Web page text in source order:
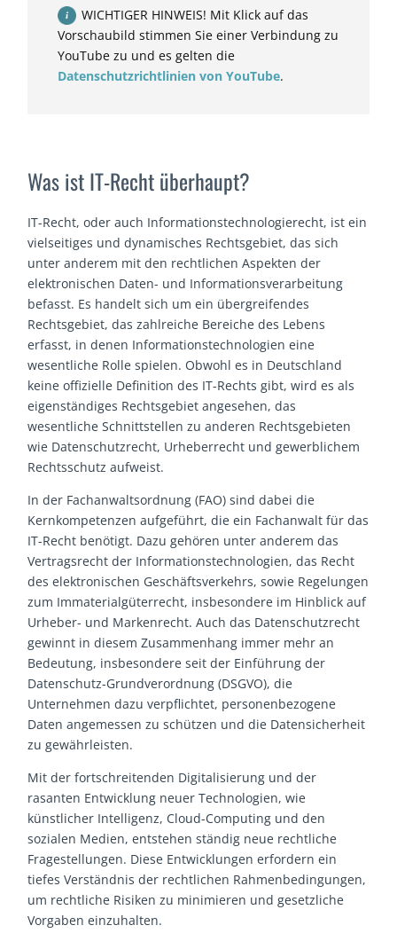
WICHTIGER HINWEIS! Mit Klick auf das
Vorschaubild stimmen Sie einer Verbindung zu
YouTube zu und es gelten die
Datenschutzrichtlinien von YouTube.
Was ist IT-Recht überhaupt?
IT-Recht, oder auch Informationstechnologierecht, ist ein
vielseitiges und dynamisches Rechtsgebiet, das sich
unter anderem mit den rechtlichen Aspekten der
elektronischen Daten- und Informationsverarbeitung
befasst. Es handelt sich um ein übergreifendes
Rechtsgebiet, das zahlreiche Bereiche des Lebens
erfasst, in denen Informationstechnologien eine
wesentliche Rolle spielen. Obwohl es in Deutschland
keine offizielle Definition des IT-Rechts gibt, wird es als
eigenständiges Rechtsgebiet angesehen, das
wesentliche Schnittstellen zu anderen Rechtsgebieten
wie Datenschutzrecht, Urheberrecht und gewerblichem
Rechtsschutz aufweist.
In der Fachanwaltsordnung (FAO) sind dabei die
Kernkompetenzen aufgeführt, die ein Fachanwalt für das
IT-Recht benötigt. Dazu gehören unter anderem das
Vertragsrecht der Informationstechnologien, das Recht
des elektronischen Geschäftsverkehrs, sowie Regelungen
zum Immaterialgüterrecht, insbesondere im Hinblick auf
Urheber- und Markenrecht. Auch das Datenschutzrecht
gewinnt in diesem Zusammenhang immer mehr an
Bedeutung, insbesondere seit der Einführung der
Datenschutz-Grundverordnung (DSGVO), die
Unternehmen dazu verpflichtet, personenbezogene
Daten angemessen zu schützen und die Datensicherheit
zu gewährleisten.
Mit der fortschreitenden Digitalisierung und der
rasanten Entwicklung neuer Technologien, wie
künstlicher Intelligenz, Cloud-Computing und den
sozialen Medien, entstehen ständig neue rechtliche
Fragestellungen. Diese Entwicklungen erfordern ein
tiefes Verständnis der rechtlichen Rahmenbedingungen,
um rechtliche Risiken zu minimieren und gesetzliche
Vorgaben einzuhalten.